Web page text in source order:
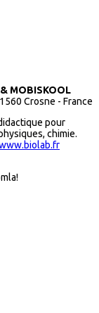
MOBISKOOL
Crosne - France
pour
chimie.